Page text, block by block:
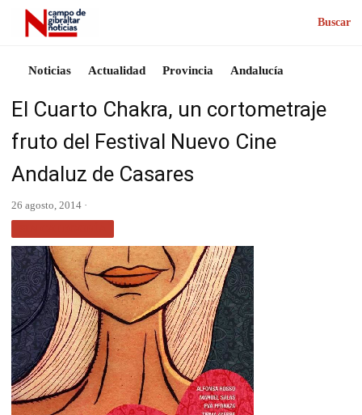
Buscar
Noticias Actualidad Provincia Andalucía
El Cuarto Chakra, un cortometraje
fruto del Festival Nuevo Cine
Andaluz de Casares
26 agosto, 2014 ·